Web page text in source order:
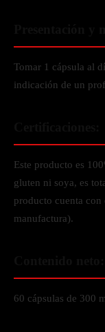
Tomar 1 cápsula al
indicación de un
Este producto es
gluten ni soya, es
producto cuenta
manufactura).
60 cápsulas de 300